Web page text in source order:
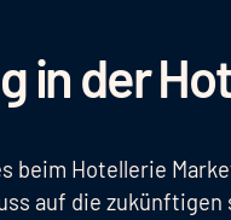
in der
beim Hotellerie
auf die